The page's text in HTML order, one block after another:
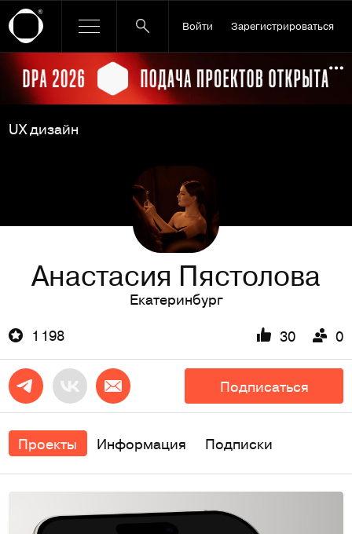
Войти Зарегистрироваться
Ссылка баннера
UX дизайн
Анастасия Пястолова
Екатеринбург
1 198
30 0
Подписаться
Проекты Информация Подписки